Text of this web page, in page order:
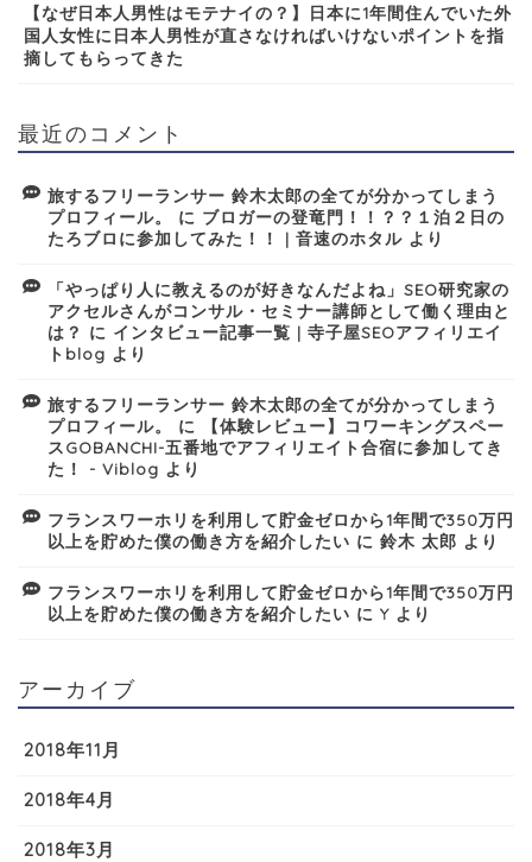
【なぜ日本人男性はモテナイの？】日本に1年間住んでいた外
国人女性に日本人男性が直さなければいけないポイントを指
摘してもらってきた
最近のコメント
旅するフリーランサー 鈴木太郎の全てが分かってしまう
プロフィール。
に ブロガーの登竜門！！？？１泊２日の
たろブロに参加してみた！！ | 音速のホタル より
「やっぱり人に教えるのが好きなんだよね」SEO研究家の
アクセルさんがコンサル・セミナー講師として働く理由と
は？ に インタビュー記事一覧 | 寺子屋SEOアフィリエイ
トblog より
旅するフリーランサー 鈴木太郎の全てが分かってしまう
プロフィール。
に
【体験レビュー】コワーキングスペー
スGOBANCHI-五番地でアフィリエイト合宿に参加してき
た！ - Viblog より
フランスワーホリを利用して貯金ゼロから1年間で350万円
以上を貯めた僕の働き方を紹介したい に 鈴木 太郎 より
フランスワーホリを利用して貯金ゼロから1年間で350万円
以上を貯めた僕の働き方を紹介したい に Y より
アーカイブ
2018年11月
2018年4月
2018年3月